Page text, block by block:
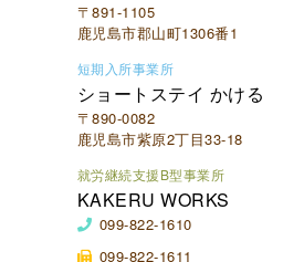
〒891-1105
鹿児島市郡山町1306番1
短期入所事業所
ショートステイ かける
〒890-0082
鹿児島市紫原2丁目33-18
就労継続支援B型事業所
KAKERU WORKS
099-822-1610
099-822-1611